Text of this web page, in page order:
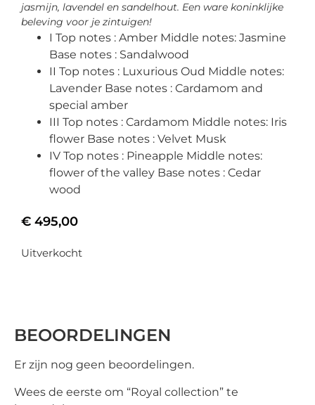
jasmijn, lavendel en sandelhout. Een ware koninklijke
beleving voor je zintuigen!
I Top notes : Amber Middle notes: Jasmine
Base notes : Sandalwood
II Top notes : Luxurious Oud Middle notes:
Lavender Base notes : Cardamom and
special amber
III Top notes : Cardamom Middle notes: Iris
flower Base notes : Velvet Musk
IV Top notes : Pineapple Middle notes:
flower of the valley Base notes : Cedar
wood
€ 495,00
Uitverkocht
BEOORDELINGEN
Er zijn nog geen beoordelingen.
Wees de eerste om “Royal collection” te